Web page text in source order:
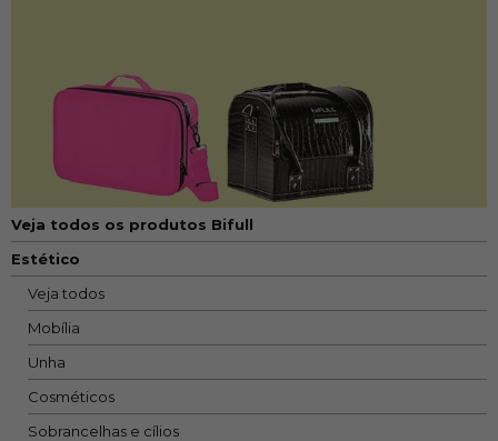
Veja todos os produtos Bifull
Estético
Veja todos
Mobília
Unha
Cosméticos
Sobrancelhas e cílios